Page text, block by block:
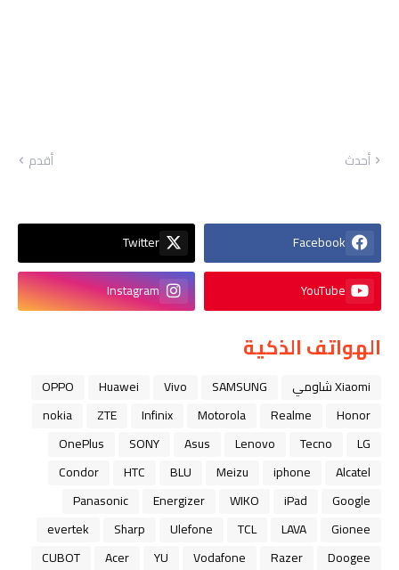
أحدث أقدم
Facebook
Twitter
YouTube
Instagram
الهواتف الذكية
Xiaomi شاومي SAMSUNG
Vivo
Huawei
OPPO
Honor
Realme
Motorola
Infinix
ZTE
nokia
LG
Tecno
Lenovo
Asus
SONY
OnePlus
Alcatel
iphone
Meizu
BLU
HTC
Condor
Google
iPad
WIKO
Energizer
Panasonic
Gionee
LAVA
TCL
Ulefone
Sharp
evertek
Doogee
Razer
Vodafone
YU
Acer
CUBOT